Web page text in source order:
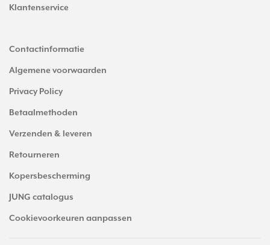
Klantenservice
Contactinformatie
Algemene voorwaarden
Privacy Policy
Betaalmethoden
Verzenden & leveren
Retourneren
Kopersbescherming
JUNG catalogus
Cookievoorkeuren aanpassen